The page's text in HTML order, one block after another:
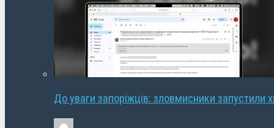
До уваги запоріжців: зловмисники запустили